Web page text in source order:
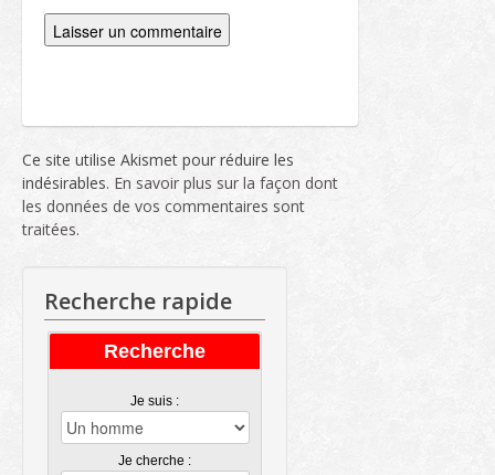
Ce site utilise Akismet pour réduire les
indésirables. En savoir plus sur la façon dont
les données de vos commentaires sont
traitées.
Recherche rapide
Recherche
Je suis :
Je cherche :